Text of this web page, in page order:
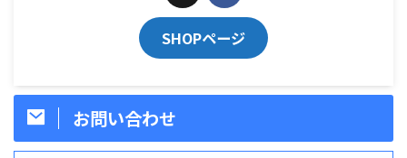
SHOPページ
お問い合わせ